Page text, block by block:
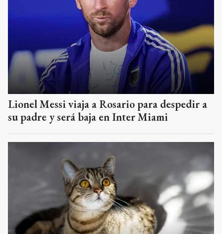
Lionel Messi viaja a Rosario para despedir a
su padre y será baja en Inter Miami